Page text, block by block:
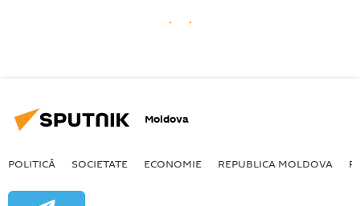
Moldova
POLITICĂ SOCIETATE ECONOMIE REPUBLICA MOLDOVA